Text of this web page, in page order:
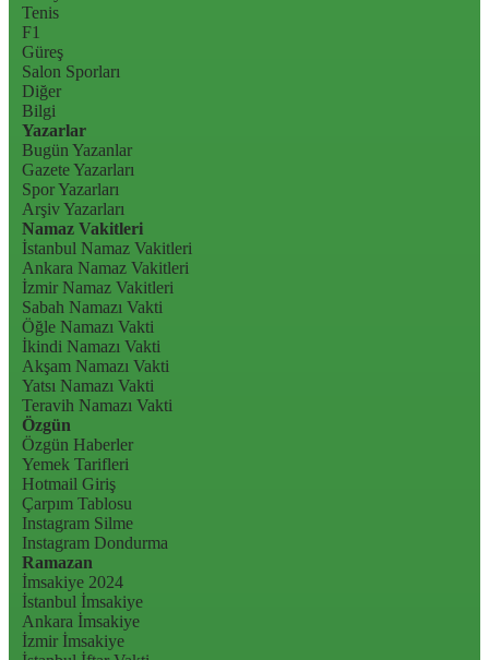
Tenis
F1
Güreş
Salon Sporları
Diğer
Bilgi
Yazarlar
Bugün Yazanlar
Gazete Yazarları
Spor Yazarları
Arşiv Yazarları
Namaz Vakitleri
İstanbul Namaz Vakitleri
Ankara Namaz Vakitleri
İzmir Namaz Vakitleri
Sabah Namazı Vakti
Öğle Namazı Vakti
İkindi Namazı Vakti
Akşam Namazı Vakti
Yatsı Namazı Vakti
Teravih Namazı Vakti
Özgün
Özgün Haberler
Yemek Tarifleri
Hotmail Giriş
Çarpım Tablosu
Instagram Silme
Instagram Dondurma
Ramazan
İmsakiye 2024
İstanbul İmsakiye
Ankara İmsakiye
İzmir İmsakiye